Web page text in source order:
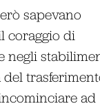
sapevano
coraggio di
negli
ad